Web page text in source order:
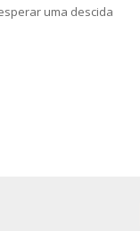
uma descida